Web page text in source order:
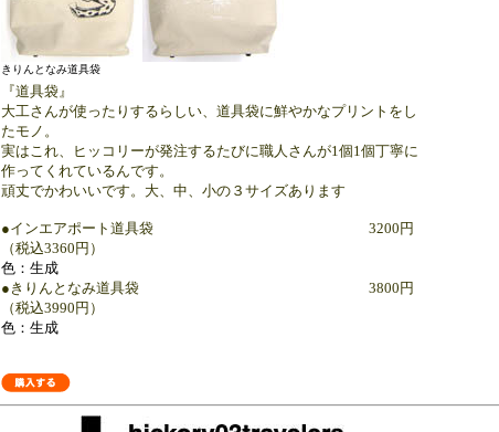
きりんとなみ道具袋
『道具袋』
大工さんが使ったりするらしい、道具袋に鮮やかなプリントをし
たモノ。
実はこれ、ヒッコリーが発注するたびに職人さんが1個1個丁寧に
作ってくれているんです。
頑丈でかわいいです。大、中、小の３サイズあります
●インエアポート道具袋3200円
（税込3360円）
色：生成
● きりんとなみ道具袋3800円
（税込3990円）
色：生成